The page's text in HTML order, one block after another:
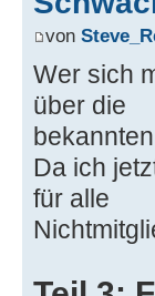
von
Wer sich
über die
Da ich
für alle